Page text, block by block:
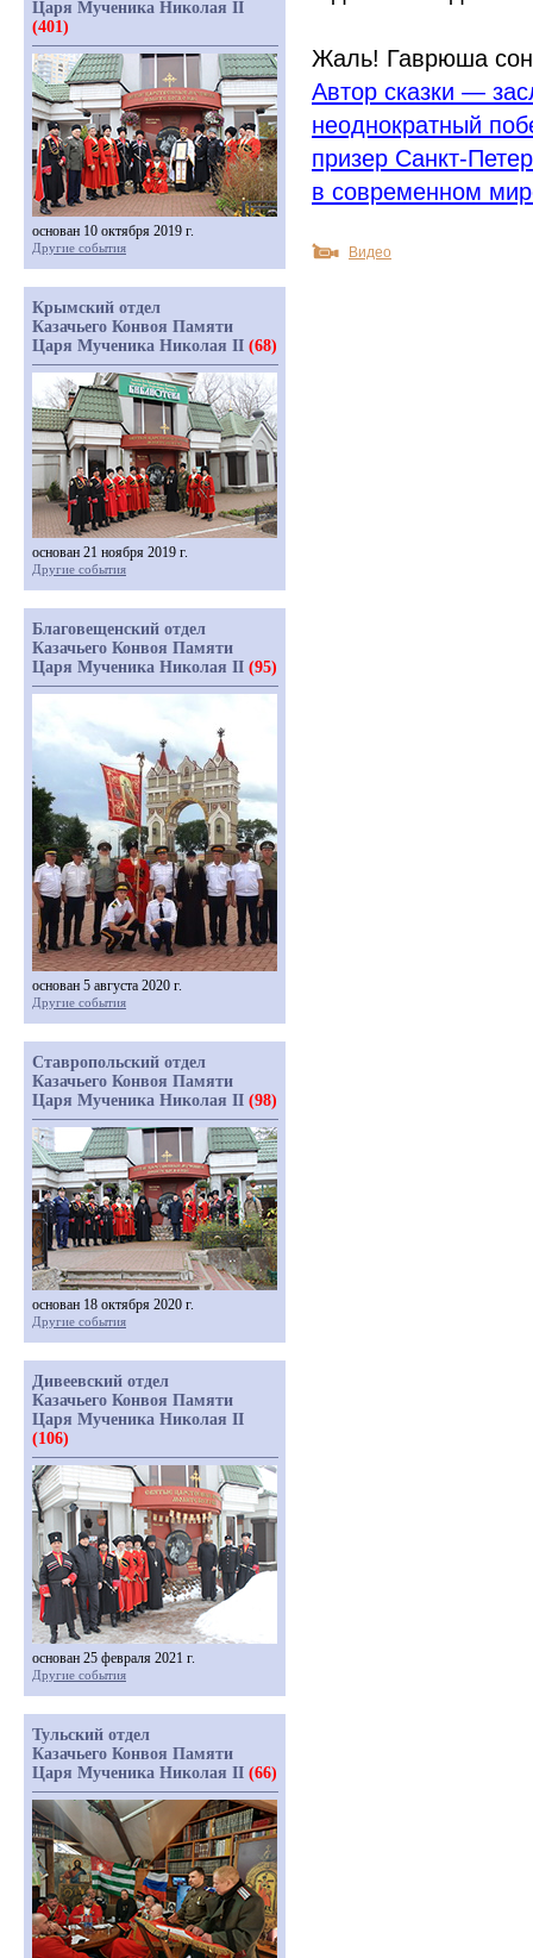
Жаль! Гаврюша
Автор сказки —
неоднократный
призер Санкт-
в современном
Видео
Царя Мученика Николая II
(401)
основан 10 октября 2019 г.
Другие события
Крымский отдел
Казачьего Конвоя Памяти
Царя Мученика Николая II (68)
основан 21 ноября 2019 г.
Другие события
Благовещенский отдел
Казачьего Конвоя Памяти
Царя Мученика Николая II (95)
основан 5 августа 2020 г.
Другие события
Ставропольский отдел
Казачьего Конвоя Памяти
Царя Мученика Николая II (98)
основан 18 октября 2020 г.
Другие события
Дивеевский отдел
Казачьего Конвоя Памяти
Царя Мученика Николая II
(106)
основан 25 февраля 2021 г.
Другие события
Тульский отдел
Казачьего Конвоя Памяти
Царя Мученика Николая II (66)